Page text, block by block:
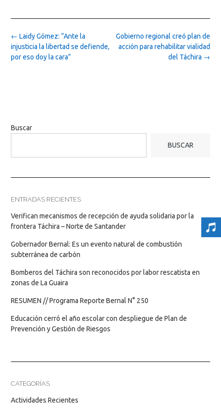
Post
navigation
Gobierno regional creó plan de
acción para rehabilitar vialidad
del Táchira →
← Laidy Gómez: “Ante la
injusticia la libertad se defiende,
por eso doy la cara”
Buscar
BUSCAR
ENTRADAS RECIENTES
Verifican mecanismos de recepción de ayuda solidaria por la
frontera Táchira – Norte de Santander
Gobernador Bernal: Es un evento natural de combustión
subterránea de carbón
Bomberos del Táchira son reconocidos por labor rescatista en
zonas de La Guaira
RESUMEN // Programa Reporte Bernal N° 250
Educación cerró el año escolar con despliegue de Plan de
Prevención y Gestión de Riesgos
CATEGORÍAS
Actividades Recientes